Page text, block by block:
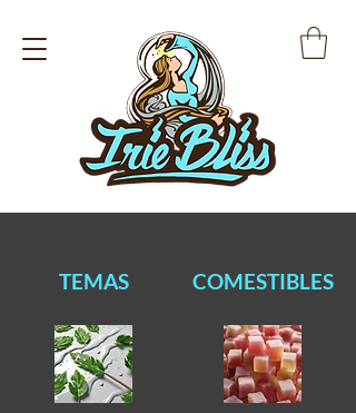
TEMAS COMESTIBLES